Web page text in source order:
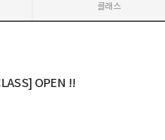
클래스
OPEN !!